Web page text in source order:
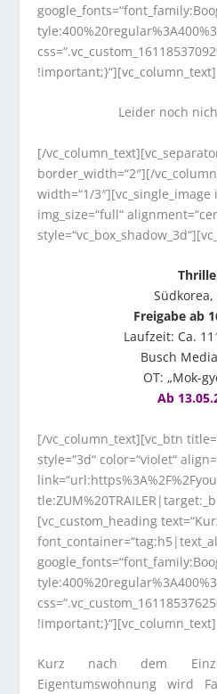
!important;}“][vc_column_text]
Leider noch
[/
border_width=“2″][/
width=“1/3″][vc_single_image
img_size=“full“
Südkorea,
Freigabe ab
Laufzeit: Ca.
Busch
OT: „Mok-
Ab
[/vc_column_text][vc_btn
style=“3d“ color=“violet“
[vc_custom_heading
!important;}“][vc_column_text]
Kurz nach dem
Eigentumswohnung wird